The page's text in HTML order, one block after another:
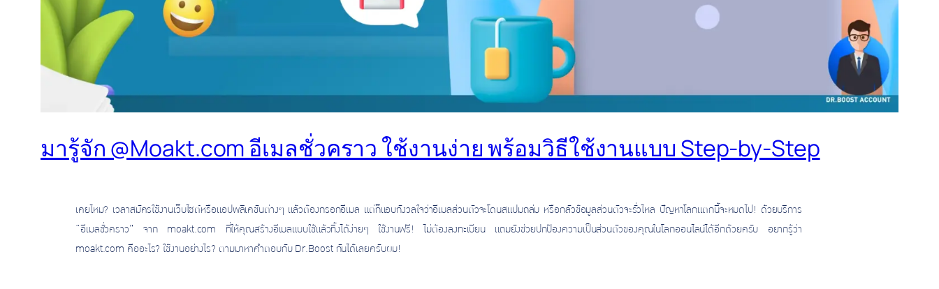
มารู้จัก @Moakt.com อีเมลชั่วคราว ใช้งานง่าย พร้อมวิธีใช้งานแบบ Step-by-Step
เคยไหม? เวลาสมัครใช้งานเว็บไซต์หรือแอปพลิเคชันต่างๆ แล้วต้องกรอกอีเมล แต่ก็แอบกังวลใจว่าอีเมลส่วนตัวจะโดนสแปมถล่ม หรือกลัวข้อมูลส่วนตัวจะรั่วไหล ปัญหาโลกแตกนี้จะหมดไป! ด้วยบริการ
“อีเมลชั่วคราว” จาก moakt.com ที่ให้คุณสร้างอีเมลแบบใช้แล้วทิ้งได้ง่ายๆ ใช้งานฟรี! ไม่ต้องลงทะเบียน แถมยังช่วยปกป้องความเป็นส่วนตัวของคุณในโลกออนไลน์ได้อีกด้วยครับ อยากรู้ว่า
moakt.com คืออะไร? ใช้งานอย่างไร? ตามมาหาคำตอบกับ Dr.Boost กันได้เลยครับผม!